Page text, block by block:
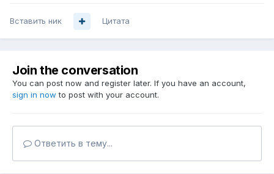
Вставить ник Цитата
Join the conversation
You can post now and register later. If you have an account,
sign in now to post with your account.
Ответить в тему...